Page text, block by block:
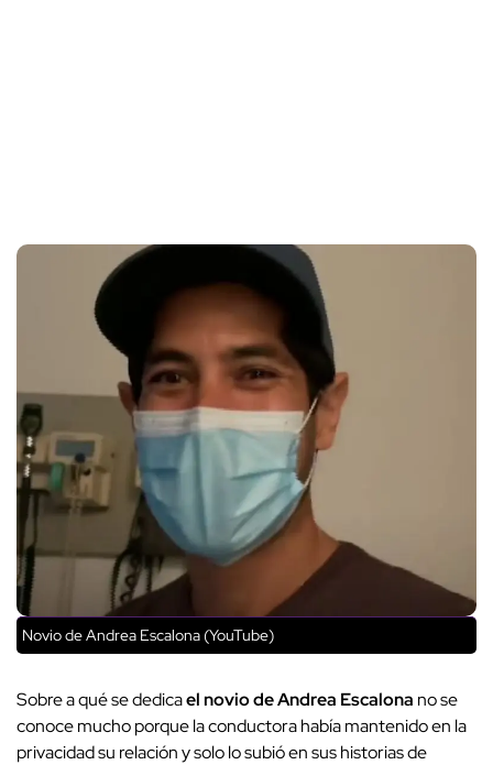
Novio de Andrea Escalona (YouTube)
Sobre a qué se dedicael novio de Andrea Escalona no se
conoce mucho porque la conductora había mantenido en la
privacidad su relación y solo lo subió en sus historias de